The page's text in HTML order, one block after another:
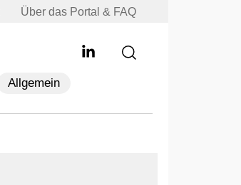
Über das Portal & FAQ
Allgemein